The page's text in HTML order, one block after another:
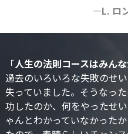
—L. ロ
「人生の法則コースはみん
過去のいろいろな失敗のせ
失っていました。そうなっ
功したのか、何をやったせ
ゃんとわかっていなかった